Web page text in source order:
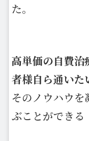
た。
高単価の自費治
者様自ら通いた
そのノウハウ
ぶことができる